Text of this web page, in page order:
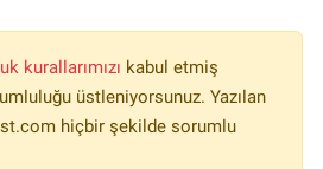
kurallarımızı kabul etmiş
üstleniyorsunuz. Yazılan
hiçbir şekilde sorumlu